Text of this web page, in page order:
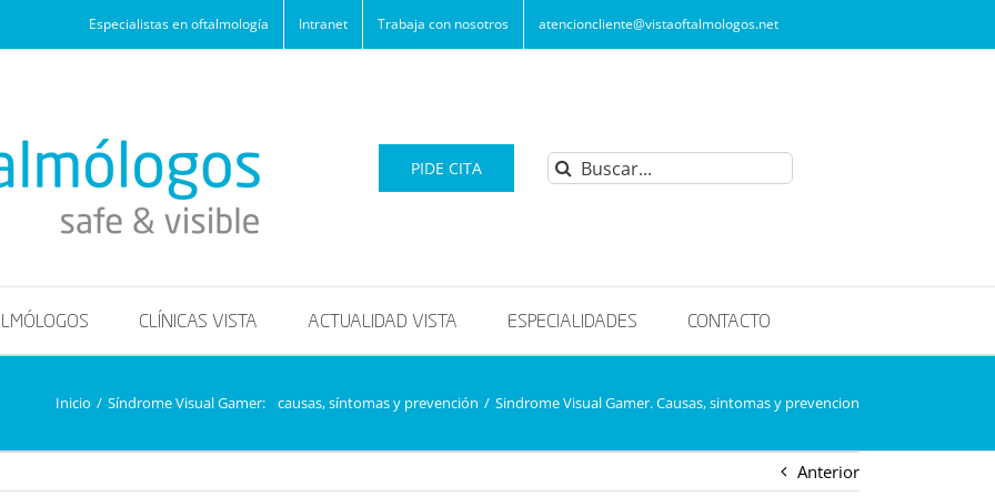
Especialistas en oftalmología Intranet Trabaja con nosotros atencioncliente@vistaoftalmologos.net
PIDE CITA Buscar:
CLÍNICAS VISTA ACTUALIDAD VISTA ESPECIALIDADES CONTACTO
Inicio / Síndrome Visual Gamer: causas, síntomas y prevención / Sindrome Visual Gamer. Causas, sintomas y prevencion
Anterior